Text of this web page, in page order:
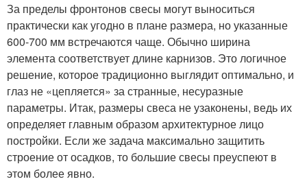
За пределы фронтонов свесы могут выноситься
практически как угодно в плане размера, но указанные
600-700 мм встречаются чаще. Обычно ширина
элемента соответствует длине карнизов. Это логичное
решение, которое традиционно выглядит оптимально, и
глаз не «цепляется» за странные, несуразные
параметры. Итак, размеры свеса не узаконены, ведь их
определяет главным образом архитектурное лицо
постройки. Если же задача максимально защитить
строение от осадков, то большие свесы преуспеют в
этом более явно.